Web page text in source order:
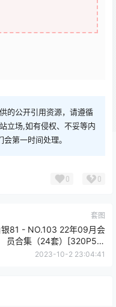
的公开引用资源，请遵循
立场,如有侵权、不妥等内
会第一时间处理。
0 0
套图
银81 - NO.103 22年09月会
员合集（24套）[320P5V-
1.06GB]
2023-10-2 23:04:41